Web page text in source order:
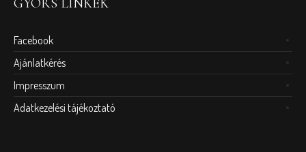
Facebook
Ajánlatkérés
Impresszum
Adatkezelési tájékoztató